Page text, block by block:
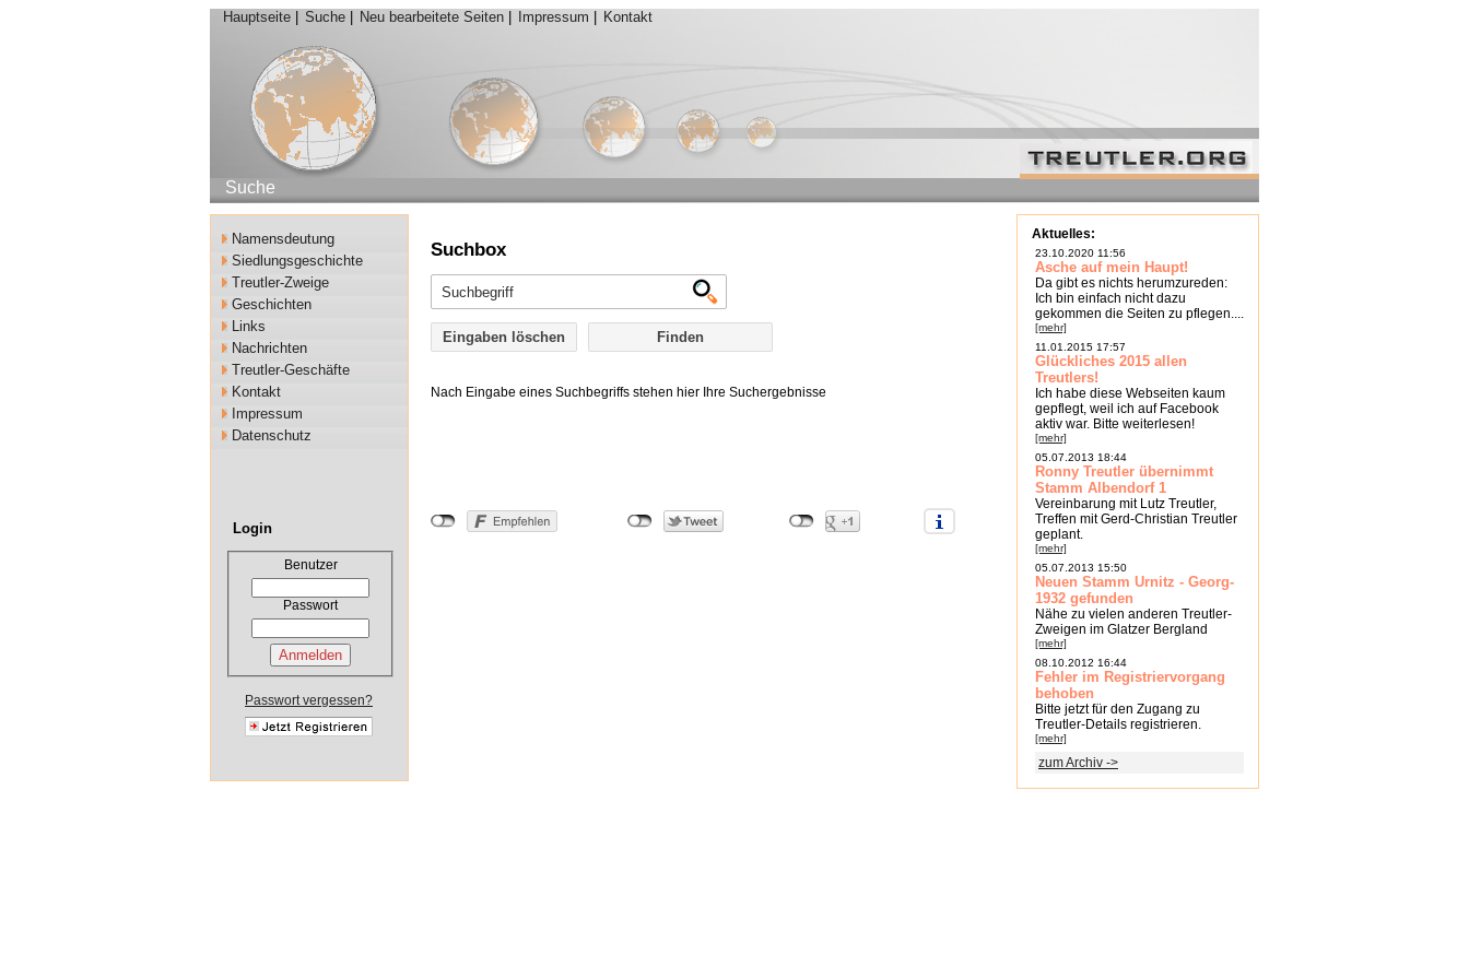
Hauptseite Suche Neu bearbeitete Seiten Impressum Kontakt
Suche
Aktuelles:
23.10.2020 11:56
Asche auf mein Haupt!
Da gibt es nichts herumzureden:
Ich bin einfach nicht dazu
gekommen die Seiten zu pflegen....
[mehr]
11.01.2015 17:57
Glückliches 2015 allen
Treutlers!
Ich habe diese Webseiten kaum
gepflegt, weil ich auf Facebook
aktiv war. Bitte weiterlesen!
[mehr]
05.07.2013 18:44
Ronny Treutler übernimmt
Stamm Albendorf 1
Vereinbarung mit Lutz Treutler,
Treffen mit Gerd-Christian Treutler
geplant.
[mehr]
05.07.2013 15:50
Neuen Stamm Urnitz - Georg-
1932 gefunden
Nähe zu vielen anderen Treutler-
Zweigen im Glatzer Bergland
[mehr]
08.10.2012 16:44
Fehler im Registriervorgang
behoben
Bitte jetzt für den Zugang zu
Treutler-Details registrieren.
[mehr]
zum Archiv ->
Namensdeutung
Siedlungsgeschichte
Treutler-Zweige
Geschichten
Links
Nachrichten
Treutler-Geschäfte
Kontakt
Impressum
Datenschutz
Login
Benutzer
Passwort
Passwort vergessen?
Suchbox
Eingaben löschen
Nach Eingabe eines Suchbegriffs stehen hier Ihre Suchergebnisse